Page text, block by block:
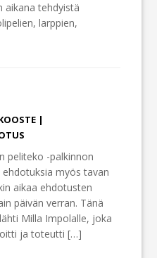
aikana tehdyistä
larppien,
|
peliteko -palkinnon
myös tavan
aikaa ehdotusten
päivän verran. Tänä
Milla Impolalle, joka
ja toteutti […]